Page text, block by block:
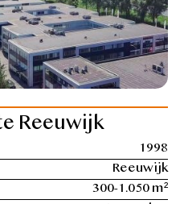
Reeuwijk
1998
Reeuwijk
300-1.050 m²